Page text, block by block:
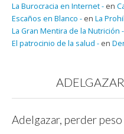
La Burocracia en Internet - en
Escaños en Blanco - en La
La Gran Mentira de la Nutrición -
El patrocinio de la salud - en
Adelgazar, perder peso